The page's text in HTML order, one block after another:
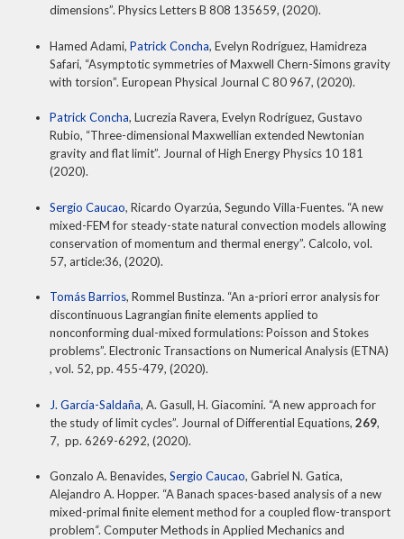
dimensions”. Physics Letters B 808 135659, (2020).
Hamed Adami, Patrick Concha, Evelyn Rodríguez, Hamidreza
Safari, “Asymptotic symmetries of Maxwell Chern-Simons gravity
with torsion”. European Physical Journal C 80 967, (2020).
Patrick Concha, Lucrezia Ravera, Evelyn Rodríguez, Gustavo
Rubio, “Three-dimensional Maxwellian extended Newtonian
gravity and flat limit”. Journal of High Energy Physics 10 181
(2020).
Sergio Caucao, Ricardo Oyarzúa, Segundo Villa-Fuentes. “A new
mixed-FEM for steady-state natural convection models allowing
conservation of momentum and thermal energy”. Calcolo, vol.
57, article:36, (2020).
Tomás Barrios, Rommel Bustinza. “An a-priori error analysis for
discontinuous Lagrangian finite elements applied to
nonconforming dual-mixed formulations: Poisson and Stokes
problems”. Electronic Transactions on Numerical Analysis (ETNA)
, vol. 52, pp. 455-479, (2020).
J. García-Saldaña, A. Gasull, H. Giacomini. “A new approach for
the study of limit cycles”. Journal of Differential Equations, 269,
7, pp. 6269-6292, (2020).
Gonzalo A. Benavides, Sergio Caucao, Gabriel N. Gatica,
Alejandro A. Hopper. “A Banach spaces-based analysis of a new
mixed-primal finite element method for a coupled flow-transport
problem“. Computer Methods in Applied Mechanics and